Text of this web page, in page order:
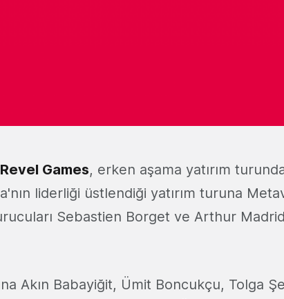
Revel Games, erken aşama yatırım
liderliği üstlendiği yatırım turuna
Sebastien Borget ve Arthur
Akın Babayiğit, Ümit Boncukçu, Tolga